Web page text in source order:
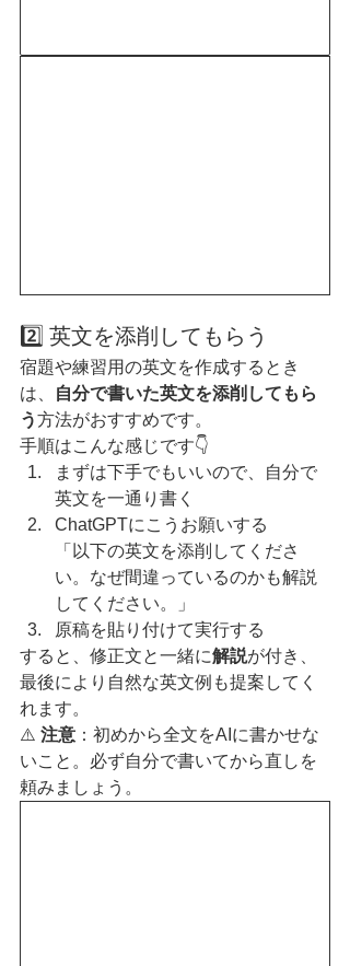
2️⃣ 英文を添削してもらう
宿題や練習用の英文を作成するとき
は、
自分で書いた英文を添削してもら
う方法がおすすめです。
手順はこんな感じです👇
まずは下手でもいいので、自分で
英文を一通り書く
ChatGPTにこうお願いする
「以下の英文を添削してくださ
い。なぜ間違っているのかも解説
してください。」
原稿を貼り付けて実行する
すると、修正文と一緒に解説が付き、
最後により自然な英文例も提案してく
れます。
⚠️ 注意 ：初めから全文をAIに書かせな
いこと。必ず自分で書いてから直しを
頼みましょう。